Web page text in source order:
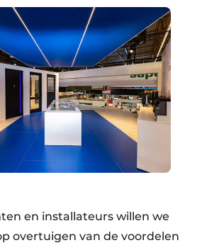
en installateurs willen we
overtuigen van de voordelen